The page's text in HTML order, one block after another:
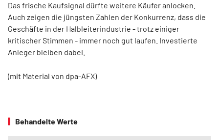
Das frische Kaufsignal dürfte weitere Käufer anlocken.
Auch zeigen die jüngsten Zahlen der Konkurrenz, dass die
Geschäfte in der Halbleiterindustrie - trotz einiger
kritischer Stimmen - immer noch gut laufen. Investierte
Anleger bleiben dabei.
(mit Material von dpa-AFX)
Behandelte Werte